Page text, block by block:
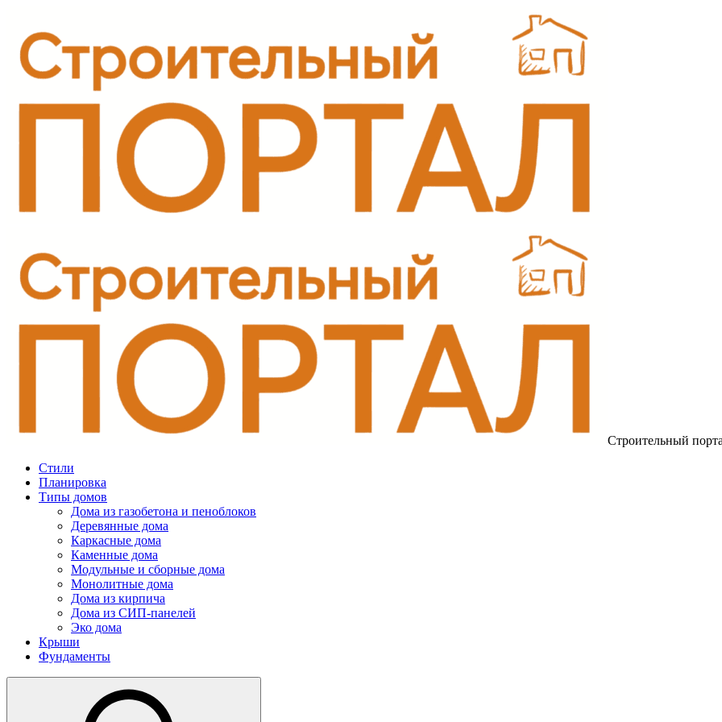
Строительный
Стили
Планировка
Типы домов
Дома из газобетона и пеноблоков
Деревянные дома
Каркасные дома
Каменные дома
Модульные и сборные дома
Монолитные дома
Дома из кирпича
Дома из СИП-панелей
Эко дома
Крыши
Фундаменты